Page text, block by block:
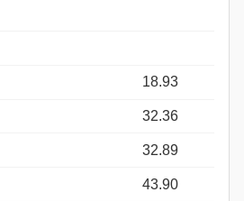
18.93
32.36
32.89
43.90